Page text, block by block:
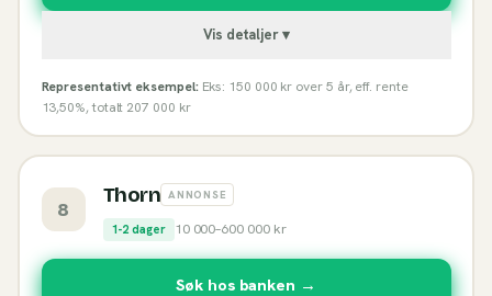
Vis detaljer ▾
Representativt eksempel: Eks: 150 000 kr over 5 år, eff. rente
13,50%, totalt 207 000 kr
8
Thorn ANNONSE
1-2 dager 10 000–600 000kr
Søk hos banken →